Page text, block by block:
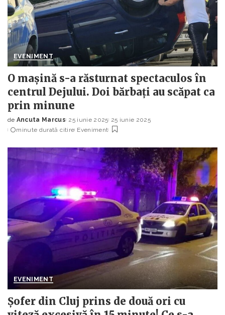
EVENIMENT
O mașină s-a răsturnat spectaculos în
centrul Dejului. Doi bărbați au scăpat ca
prin minune
Posted
by
de Ancuta Marcus 25 iunie 2025 25 iunie 2025
minute durată citire Eveniment
EVENIMENT
Șofer din Cluj prins de două ori cu